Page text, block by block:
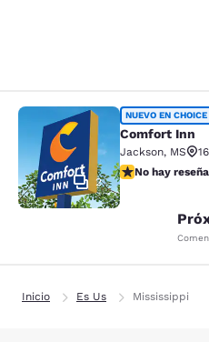
Comfort Inn
2
NUEVO EN
Comfort Inn
Jackson, MS
No hay reseñas
No hay
Inicio Es Us Mississippi